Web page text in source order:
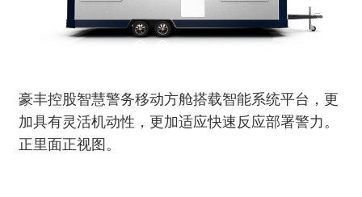
豪丰控股智慧警务移动方舱搭载智能系统平台，更
加具有灵活机动性，更加适应快速反应部署警力。
正里面正视图。